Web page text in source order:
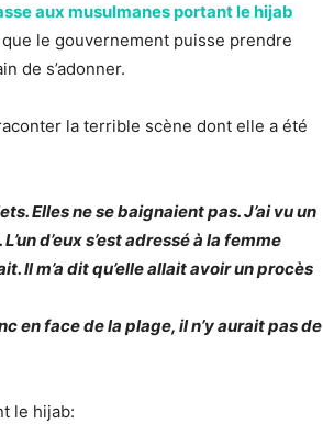
aux musulmanes portant le hijab
le gouvernement puisse prendre
de s’adonner.
la terrible scène dont elle a été
Elles ne se baignaient pas. J’ai vu un
d’eux s’est adressé à la femme
Il m’a dit qu’elle allait avoir un procès
en face de la plage, il n’y aurait pas de
le hijab: